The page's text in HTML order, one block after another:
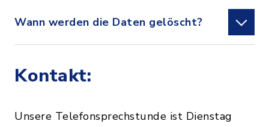
Wann werden die Daten gelöscht?
Kontakt:
Unsere Telefonsprechstunde ist Dienstag